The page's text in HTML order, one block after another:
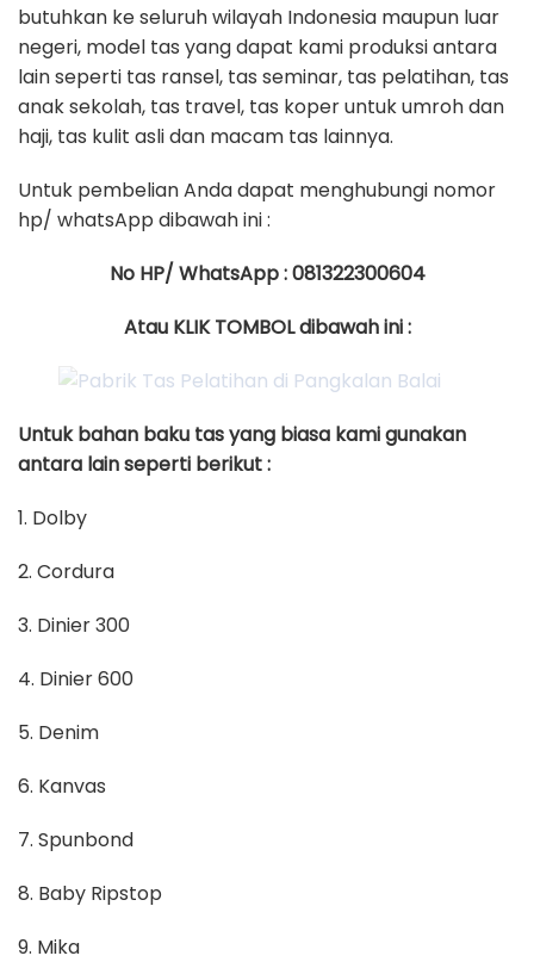
butuhkan ke seluruh wilayah Indonesia maupun luar
negeri, model tas yang dapat kami produksi antara
lain seperti tas ransel, tas seminar, tas pelatihan, tas
anak sekolah, tas travel, tas koper untuk umroh dan
haji, tas kulit asli dan macam tas lainnya.
Untuk pembelian Anda dapat menghubungi nomor
hp/ whatsApp dibawah ini :
No HP/ WhatsApp : 081322300604
Atau KLIK TOMBOL dibawah ini :
Untuk bahan baku tas yang biasa kami gunakan
antara lain seperti berikut :
1. Dolby
2. Cordura
3. Dinier 300
4. Dinier 600
5. Denim
6. Kanvas
7. Spunbond
8. Baby Ripstop
9. Mika